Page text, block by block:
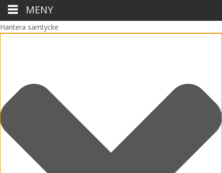
Hantera samtycke
MENY